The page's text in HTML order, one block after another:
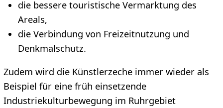
die bessere touristische Vermarktung des
Areals,
die Verbindung von Freizeitnutzung und
Denkmalschutz.
Zudem wird die Künstlerzeche immer wieder als
Beispiel für eine früh einsetzende
Industriekulturbewegung im Ruhrgebiet